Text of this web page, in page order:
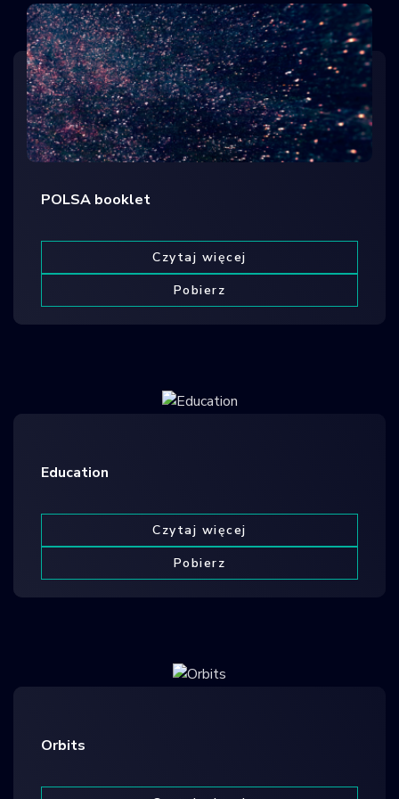
POLSA booklet
Czytaj więcej
Pobierz
Education
Czytaj więcej
Pobierz
Orbits